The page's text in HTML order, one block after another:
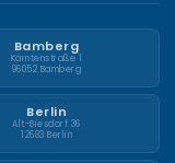
Bamberg
Kärntenstraße 1
96052 Bamberg
Berlin
Alt-Biesdorf 36
12683 Berlin